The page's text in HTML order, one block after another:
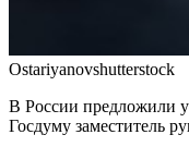
Ostariyanovshutterstock
В России предложили
Госдуму заместитель